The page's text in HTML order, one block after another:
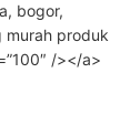
bogor,
produk
/></a>